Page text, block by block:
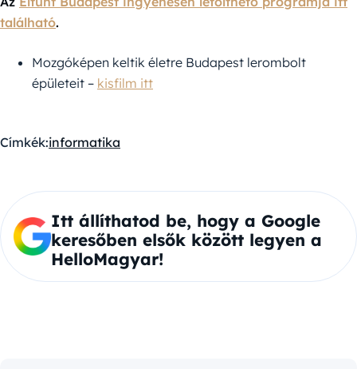
található.
Mozgóképen keltik életre Budapest lerombolt
épületeit – kisfilm itt
Címkék:informatika
Itt állíthatod be, hogy a Google
keresőben elsők között legyen a
HelloMagyar!